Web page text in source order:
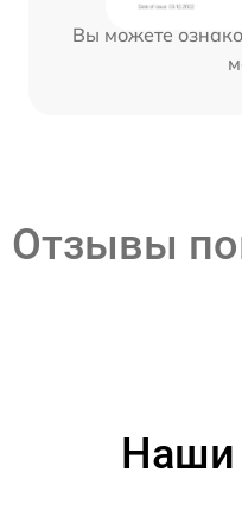
Вы можете
Отзывы
Наши